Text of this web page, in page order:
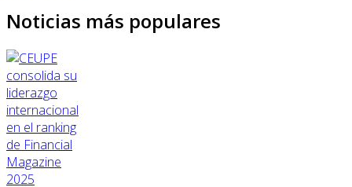
Noticias más populares